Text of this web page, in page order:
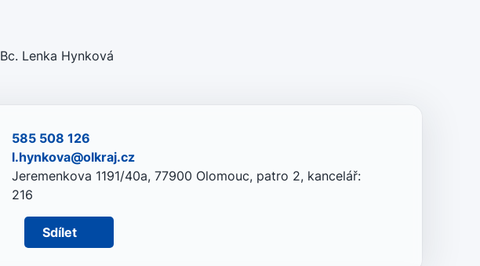
Bc. Lenka Hynková
585 508 126
l.hynkova@olkraj.cz
Jeremenkova 1191/40a, 77900 Olomouc, patro 2, kancelář:
216
Sdílet